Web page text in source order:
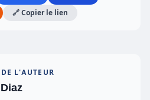
🔗 Copier le lien
L'AUTEUR